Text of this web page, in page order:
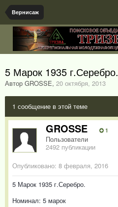
Вернисаж
5 Марок 1935 г.Серебро.
Автор GROSSE, 20 октября, 2013
1 сообщение в этой теме
GROSSE 1
Пользователи
2492 публикации
Опубликовано: 8 февраля, 2016
5 Марок 1935 г.Серебро.
Номинал: 5 марок